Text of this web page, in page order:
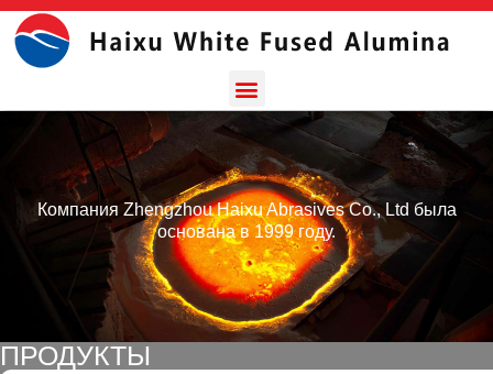
Компания Zhengzhou Haixu Abrasives Co., Ltd была
основана в 1999 году.
ПРОДУКТЫ